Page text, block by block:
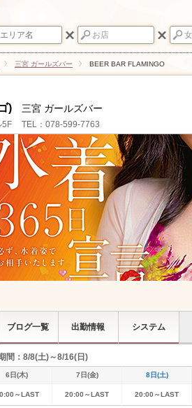
三宮 ガールズバー BEER BAR FLAMINGO
) 三宮 ガールズバー
5F TEL：078-599-7763
ブログ一覧 出勤情報 システム
間：8/8(土)～8/16(日)
6日(木) 7日(金) 8日(土)
～LAST 20:00～LAST 20:00～LAST